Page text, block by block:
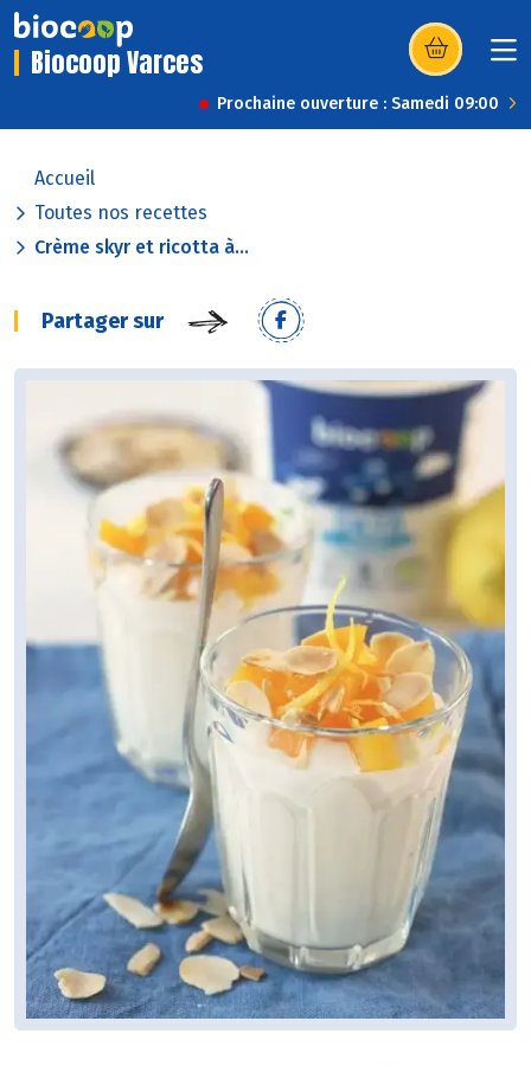
Biocoop Varces (s’ouvre dans
Prochaine ouverture : Samedi 09:00
Accueil
Toutes nos recettes
Crème skyr et ricotta à...
Partager sur